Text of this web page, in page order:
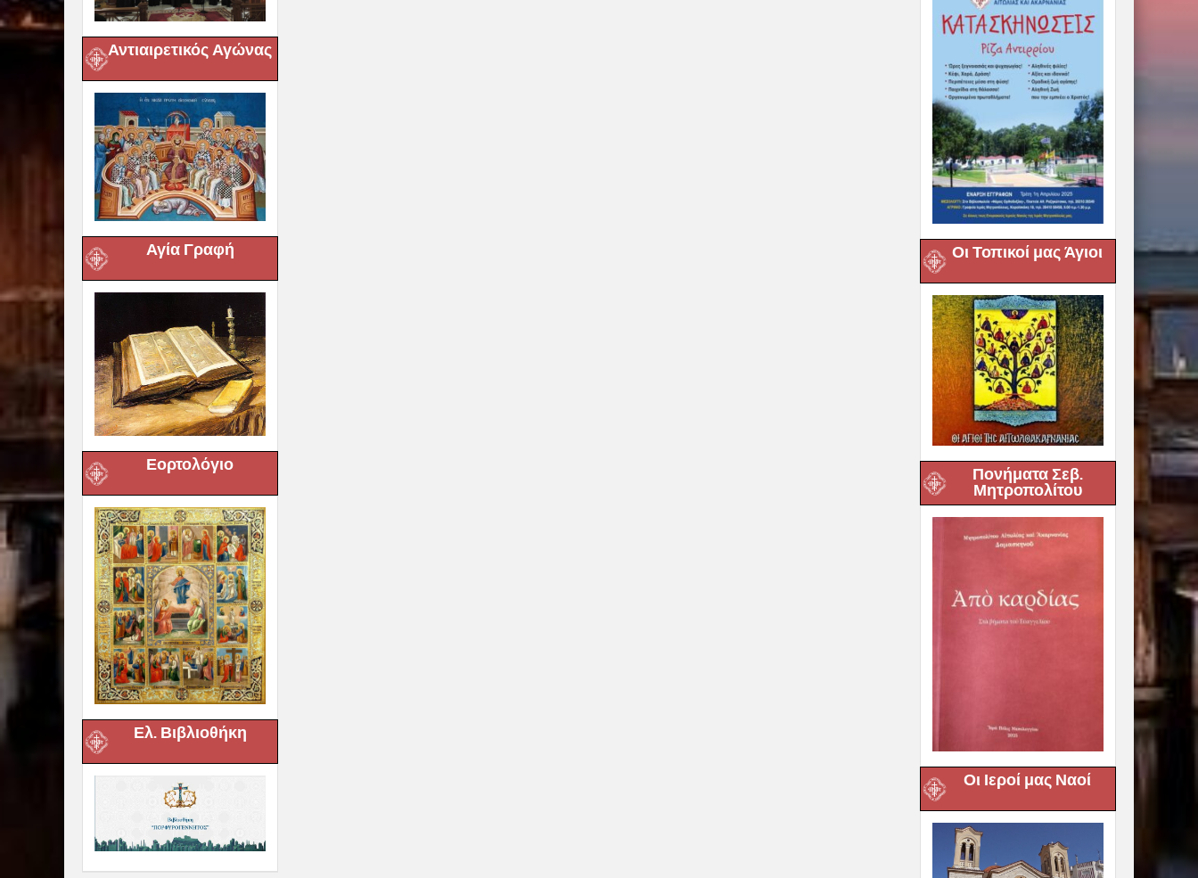
Αντιαιρετικός Αγώνας
Αγία Γραφή
Εορτολόγιο
Ελ. Βιβλιοθήκη
Οι Τοπικοί μας Άγιοι
Πονήματα Σεβ.
Μητροπολίτου
Οι Ιεροί μας Ναοί